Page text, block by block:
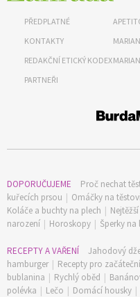
PŘEDPLATNÉ
KONTAKTY
REDAKČNÍ ETICKÝ KODEX
PARTNEŘI
DOPORUČUJEME Proč nechat
kuřecích prsou | Omáčky na
Koláče a buchty na plech |
narození | Horoskopy | Šperky na
RECEPTY A VAŘENÍ Jahodový
hamburger | Recepty pro
bublanina | Rychlý oběd |
polévka | Lečo | Domácí housky |